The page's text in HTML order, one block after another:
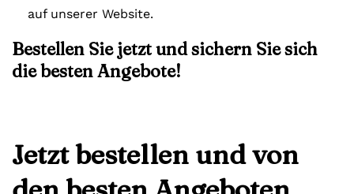
auf unserer Website.
Bestellen Sie jetzt und sichern Sie sich
die besten Angebote!
Jetzt bestellen und von